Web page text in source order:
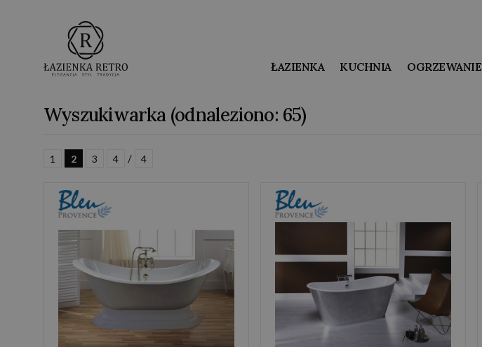
ŁAZIENKA KUCHNIA OGRZEWANIE
Wyszukiwarka (odnaleziono: 65)
1 2 3 4 / 4